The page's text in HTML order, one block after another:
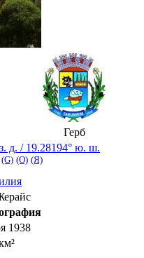
Герб
д. / 19.28194° ю. ш.
(G) (O) (Я)
1938